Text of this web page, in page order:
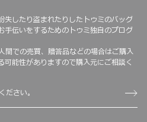
失したり盗まれたりしたトゥミのバッグ
手伝いをするためのトゥミ独自のプログ
での売買、贈答品などの場合はご購入
能性がありますので購入元にご相談く